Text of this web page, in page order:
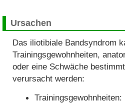
Ursachen
Das iliotibiale Bandsyndrom
Trainingsgewohnheiten,
oder eine Schwäche
verursacht werden:
Trainingsgewohnheiten: